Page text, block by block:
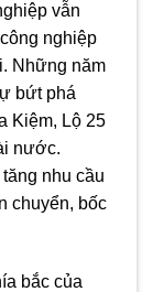
vẫn
nghiệp
Những năm
bứt phá
Kiệm, Lộ 25
nước.
nhu cầu
chuyển, bốc
bắc của